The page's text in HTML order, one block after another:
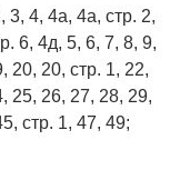
3, 4, 4а, 4а, стр. 2,
6, 4д, 5, 6, 7, 8, 9,
20, 20, стр. 1, 22,
25, 26, 27, 28, 29,
стр. 1, 47, 49;